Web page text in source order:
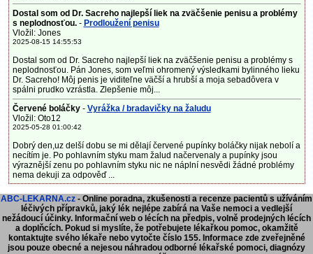
Dostal som od Dr. Sacreho najlepší liek na zväčšenie penisu a problémy
s neplodnosťou.- Prodloužení penisu
Vložil: Jones
2025-08-15 14:55:53
Dostal som od Dr. Sacreho najlepší liek na zväčšenie penisu a problémy s
neplodnosťou. Pán Jones, som veľmi ohromený výsledkami bylinného lieku
Dr. Sacreho! Môj penis je viditeľne väčší a hrubší a moja sebadôvera v
spálni prudko vzrástla. Zlepšenie môj...
Červené boláčky - Vyrážka / bradavičky na žaludu
Vložil: Oto12
2025-05-28 01:00:42
Dobrý den,uz delší dobu se mi dělají červené pupínky boláčky nijak nebolí a
necítím je. Po pohlavním styku mam žalud načervenaly a pupínky jsou
výraznější zenu po pohlavním styku nic ne náplní nesvědi žádné problémy
nema dekuji za odpověď ...
ABC-LEKARNA.cz - Online poradna, zkušenosti a recenze pacientů s užíváním
léčivých přípravků, jaký lék nejlépe zabírá na Vaše nemoci a vedlejší
nežádoucí účinky. Informační web o lécích na předpis, volně prodejných lécích
a doplňcích. Pokud si myslíte, že potřebujete lékařkou pomoc, okamžitě
kontaktujte svého lékaře nebo vytočte číslo 155. Informace zde zveřejněné
jsou pouze obecné a nejesou náhradou odborné lékařské pomoci, diagnózy